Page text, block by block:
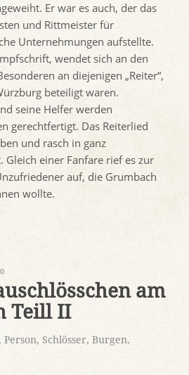
Er war es auch, der das
und Rittmeister für
Unternehmungen aufstellte.
wendet sich an den
an diejenigen „Reiter“,
beteiligt waren.
seine Helfer werden
gerechtfertigt. Das Reiterlied
und rasch in ganz
Gleich einer Fanfare rief es zur
auf, die Grumbach
wollte.
am
Teill II
, Person, Schlösser, Burgen,